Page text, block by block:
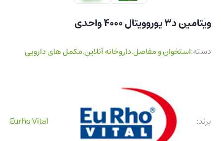
ویتامین د3 یوروویتال 4000 واحدی
دسته:استخوان و مفاصل,داروخانه آنلاین,مکمل های دارویی
برند: Eurho Vital